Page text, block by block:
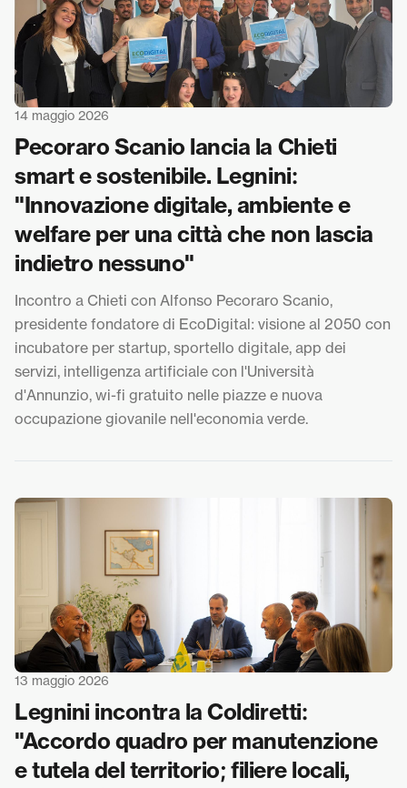
14 maggio 2026
Pecoraro Scanio lancia la Chieti
smart e sostenibile. Legnini:
"Innovazione digitale, ambiente e
welfare per una città che non lascia
indietro nessuno"
Incontro a Chieti con Alfonso Pecoraro Scanio,
presidente fondatore di EcoDigital: visione al 2050 con
incubatore per startup, sportello digitale, app dei
servizi, intelligenza artificiale con l'Università
d'Annunzio, wi-fi gratuito nelle piazze e nuova
occupazione giovanile nell'economia verde.
13 maggio 2026
Legnini incontra la Coldiretti:
"Accordo quadro per manutenzione
e tutela del territorio; filiere locali,